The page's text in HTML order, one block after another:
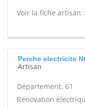
Voir la fiche artisan :
Perche electricite
Artisan
Département: 61
Rénovation